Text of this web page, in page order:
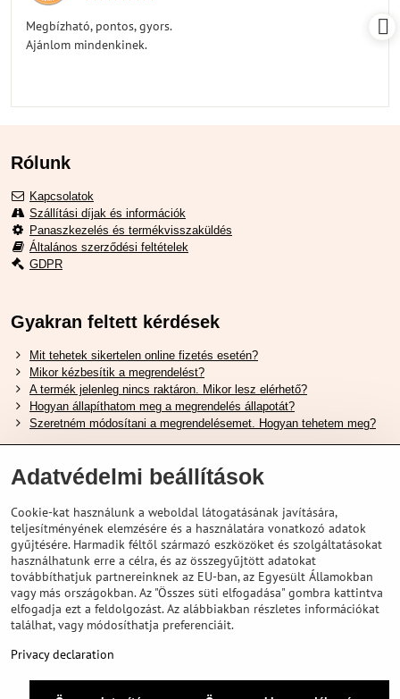
Megbízható, pontos, gyors.
Ajánlom mindenkinek.
Rólunk
Kapcsolatok
Szállítási díjak és információk
Panaszkezelés és termékvisszaküldés
Általános szerződési feltételek
GDPR
Gyakran feltett kérdések
Mit tehetek sikertelen online fizetés esetén?
Mikor kézbesítik a megrendelést?
A termék jelenleg nincs raktáron. Mikor lesz elérhető?
Hogyan állapíthatom meg a megrendelés állapotát?
Szeretném módosítani a megrendelésemet. Hogyan tehetem meg?
Hasznos Linkek
Hogyan válasszuk ki a megfelelő felfüggesztési villát ?
Hogyan válasszuk ki a megfelelő méretű sisakot?
Shimano E-Bike Akkumulátor Útmutató
Schwalbe Tubeless Gumik Felfedezése
Adatvédelmi beállítások
Cookie-kat használunk a weboldal látogatásának javítására,
teljesítményének elemzésére és a használatára vonatkozó adatok
gyűjtésére. Harmadik féltől származó eszközöket és szolgáltatásokat
használhatunk erre a célra, és az összegyűjtött adatokat
továbbíthatjuk partnereinknek az EU-ban, az Egyesült Államokban
vagy más országokban. Az "Összes süti elfogadása" gombra kattintva
elfogadja ezt a feldolgozást. Az alábbiakban részletes információkat
találhat, vagy módosíthatja preferenciáit.
Privacy declaration